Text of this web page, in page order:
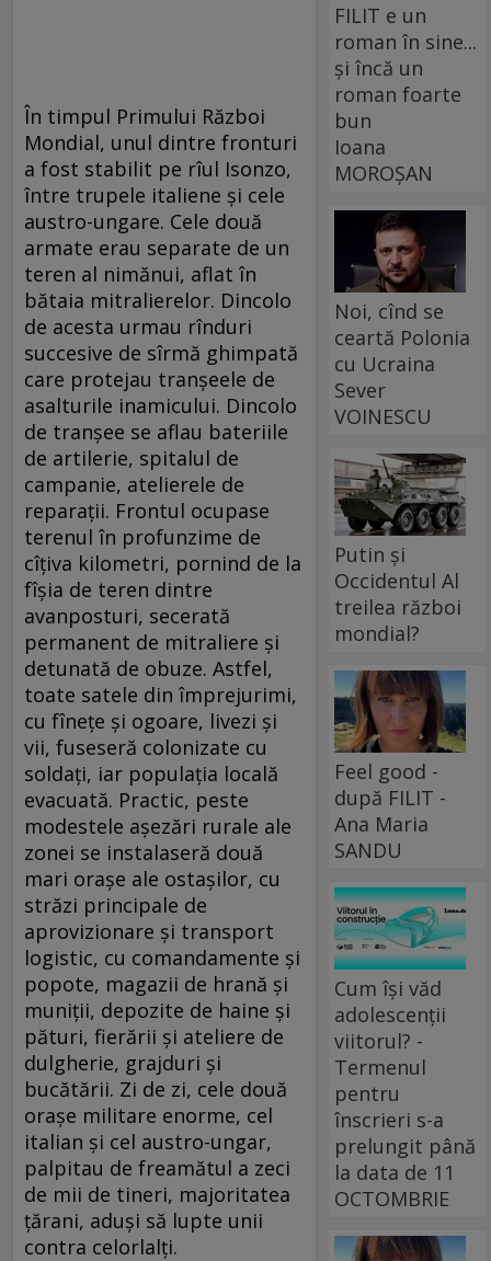
În timpul Primului Război
Mondial, unul dintre fronturi
a fost stabilit pe rîul Isonzo,
între trupele italiene și cele
austro-ungare. Cele două
armate erau separate de un
teren al nimănui, aflat în
bătaia mitralierelor. Dincolo
de acesta urmau rînduri
succesive de sîrmă ghimpată
care protejau tranșeele de
asalturile inamicului. Dincolo
de tranșee se aflau bateriile
de artilerie, spitalul de
campanie, atelierele de
reparații. Frontul ocupase
terenul în profunzime de
cîțiva kilometri, pornind de la
fîșia de teren dintre
avanposturi, secerată
permanent de mitraliere și
detunată de obuze. Astfel,
toate satele din împrejurimi,
cu fînețe și ogoare, livezi și
vii, fuseseră colonizate cu
soldați, iar populația locală
evacuată. Practic, peste
modestele așezări rurale ale
zonei se instalaseră două
mari orașe ale ostașilor, cu
străzi principale de
aprovizionare și transport
logistic, cu comandamente și
popote, magazii de hrană și
muniții, depozite de haine și
pături, fierării și ateliere de
dulgherie, grajduri și
bucătării. Zi de zi, cele două
orașe militare enorme, cel
italian și cel austro-ungar,
palpitau de freamătul a zeci
de mii de tineri, majoritatea
țărani, aduși să lupte unii
contra celorlalți.
FILIT e un
roman în sine...
și încă un
roman foarte
bun
Ioana
MOROȘAN
Noi, cînd se
ceartă Polonia
cu Ucraina
Sever
VOINESCU
Putin și
Occidentul Al
treilea război
mondial?
Feel good -
după FILIT -
Ana Maria
SANDU
Cum își văd
adolescenții
viitorul? -
Termenul
pentru
înscrieri s-a
prelungit până
la data de 11
OCTOMBRIE